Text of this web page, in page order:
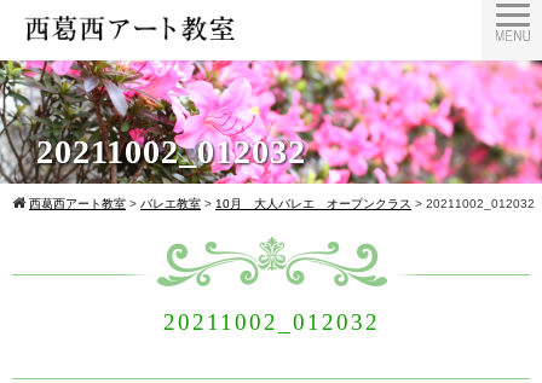
20211002_012032
西葛西アート教室 > バレエ教室 > 10月 大人バレエ オープンクラス > 20211002_012032
20211002_012032